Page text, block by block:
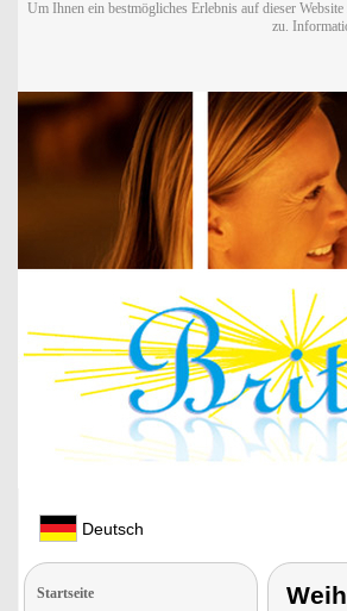
Um Ihnen ein bestmögliches Erlebnis auf dieser
zu.
Deutsch
Startseite